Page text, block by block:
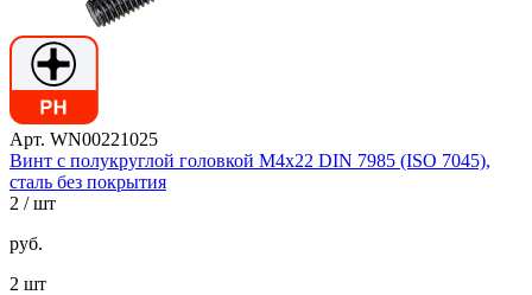
Арт. WN00221025
Винт с полукруглой головкой М4х22 DIN 7985 (ISO 7045),
сталь без покрытия
2 / шт
руб.
2 шт